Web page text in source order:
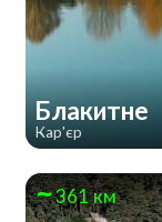
Блакитне
Кар'єр
361 км